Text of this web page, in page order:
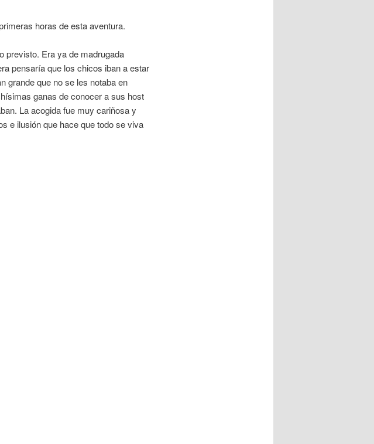
horas de esta aventura.
previsto. Era ya de madrugada
pensaría que los chicos iban a estar
grande que no se les notaba en
ganas de conocer a sus host
La acogida fue muy cariñosa y
e ilusión que hace que todo se viva